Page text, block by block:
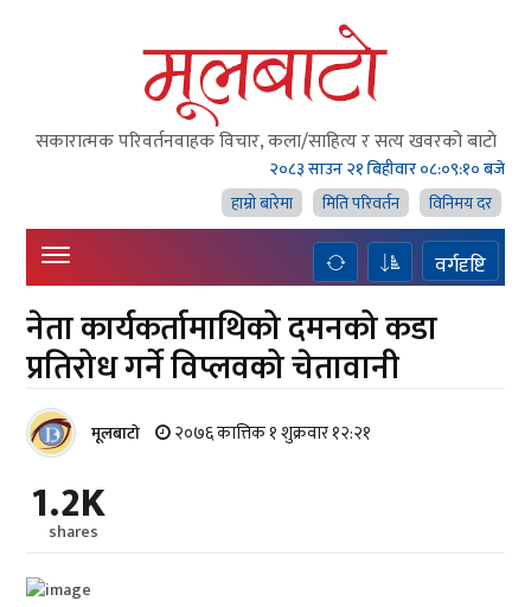
सकारात्मक परिवर्तनवाहक विचार, कला/साहित्य र सत्य खवरको बाटाे
२०८३ साउन २१ बिहीवार०८:०९:११ बजे
हाम्राे बारेमा
मिति परिवर्तन विनिमय दर
वर्गदृष्टि
नेता कार्यकर्तामाथिको दमनको कडा
प्रतिरोध गर्ने विप्लवको चेतावानी
मूलबाटाे २०७६ कात्तिक १ शुक्रवार १२:२१
1.2K
shares